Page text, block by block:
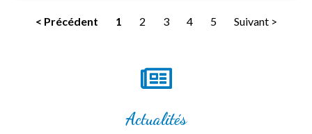
< Précédent 1 2 3 4 5 Suivant >
Actualités